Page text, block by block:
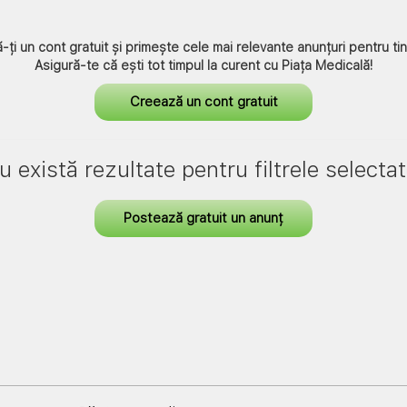
ți un cont gratuit și primește cele mai relevante anunțuri pentru
Asigură-te că ești tot timpul la curent cu Piața Medicală!
Creează un cont gratuit
există rezultate pentru filtrele
Postează gratuit un anunț